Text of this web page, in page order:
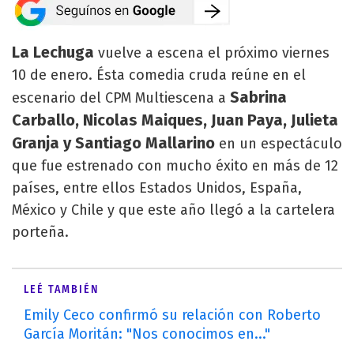
La Lechuga vuelve a escena el próximo viernes
10 de enero. Ésta comedia cruda reúne en el
escenario del CPM Multiescena a Sabrina
Carballo, Nicolas Maiques, Juan Paya, Julieta
Granja y Santiago Mallarino en un espectáculo
que fue estrenado con mucho éxito en más de 12
países, entre ellos Estados Unidos, España,
México y Chile y que este año llegó a la cartelera
porteña.
LEÉ TAMBIÉN
Emily Ceco confirmó su relación con Roberto
García Moritán: "Nos conocimos en..."